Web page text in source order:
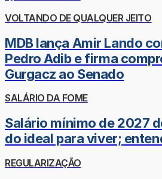
VOLTANDO DE QUALQUER JEITO
MDB lança Amir Lando
Pedro Adib e firma
Gurgacz ao Senado
SALÁRIO DA FOME
Salário mínimo de 2027
do ideal para viver;
REGULARIZAÇÃO